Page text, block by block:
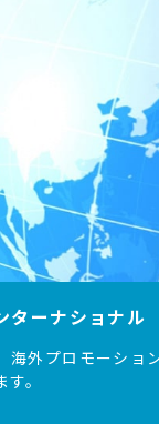
ターナショナル
海外プロモーショ
。